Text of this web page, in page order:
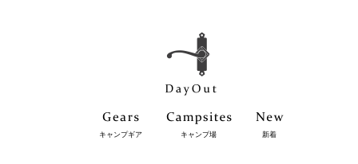
キャンプギア キャンプ場 新着